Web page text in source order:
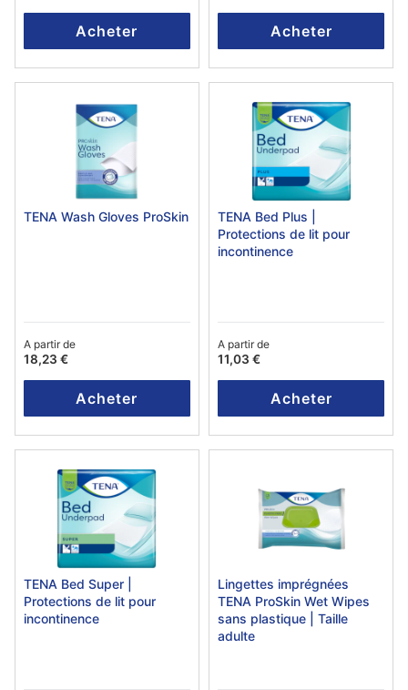
Acheter Acheter
TENA Wash Gloves ProSkin
A partir de
18,23 €
Acheter
TENA Bed Plus |
Protections de lit pour
incontinence
A partir de
11,03 €
Acheter
TENA Bed Super |
Protections de lit pour
incontinence
Lingettes imprégnées
TENA ProSkin Wet Wipes
sans plastique | Taille
adulte